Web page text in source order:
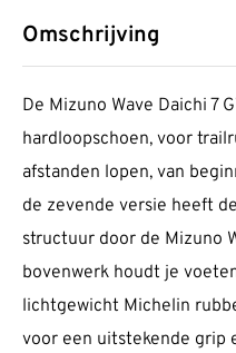
Omschrijving
De Mizuno Wave Daichi 7
hardloopschoen, voor
afstanden lopen, van
de zevende versie heeft
structuur door de Mizuno
bovenwerk houdt je
lichtgewicht Michelin
voor een uitstekende grip